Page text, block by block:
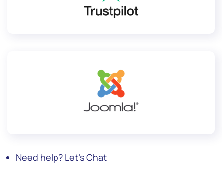
Need help? Let's Chat